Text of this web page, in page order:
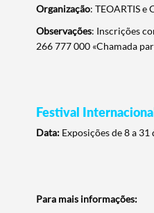
Organização: TEOARTIS e
Observações: Inscrições
266 777 000 «Chamada
Festival
Data: Exposições de 8 a
Para mais informações: